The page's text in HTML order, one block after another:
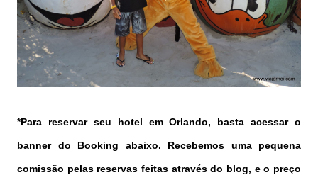
*Para reservar seu hotel em Orlando, basta acessar o
banner do Booking abaixo. Recebemos uma pequena
comissão pelas reservas feitas através do blog, e o preço